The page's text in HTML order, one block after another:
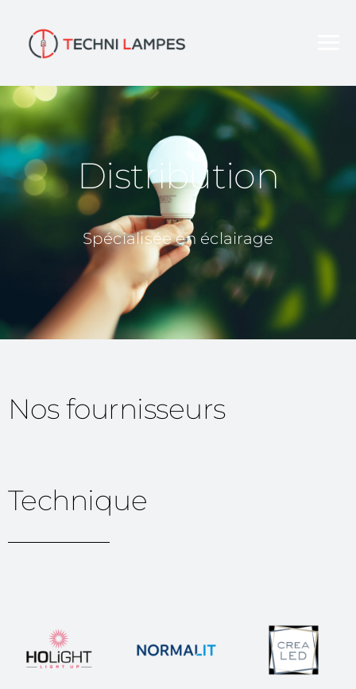
Distribution
Spécialisée en éclairage
Nos fournisseurs
Technique